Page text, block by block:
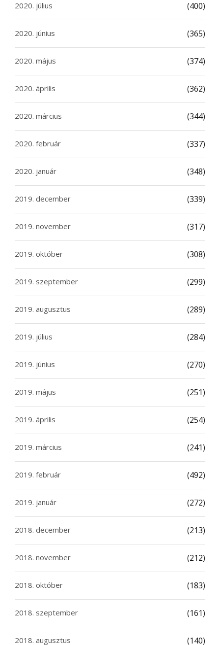
2020. július (400)
2020. június (365)
2020. május (374)
2020. április (362)
2020. március (344)
2020. február (337)
2020. január (348)
2019. december (339)
2019. november (317)
2019. október (308)
2019. szeptember (299)
2019. augusztus (289)
2019. július (284)
2019. június (270)
2019. május (251)
2019. április (254)
2019. március (241)
2019. február (492)
2019. január (272)
2018. december (213)
2018. november (212)
2018. október (183)
2018. szeptember (161)
2018. augusztus (140)